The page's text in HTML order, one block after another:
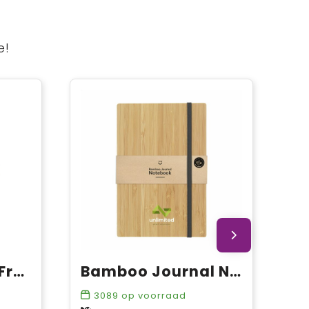
BIC® Partner A5 FruitCover Bamboo Journal Naked Spine Notebook A5
3089 op voorraad